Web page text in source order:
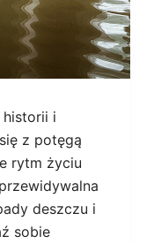
historii i
z potęgą
rytm życiu
deszczu i
sobie